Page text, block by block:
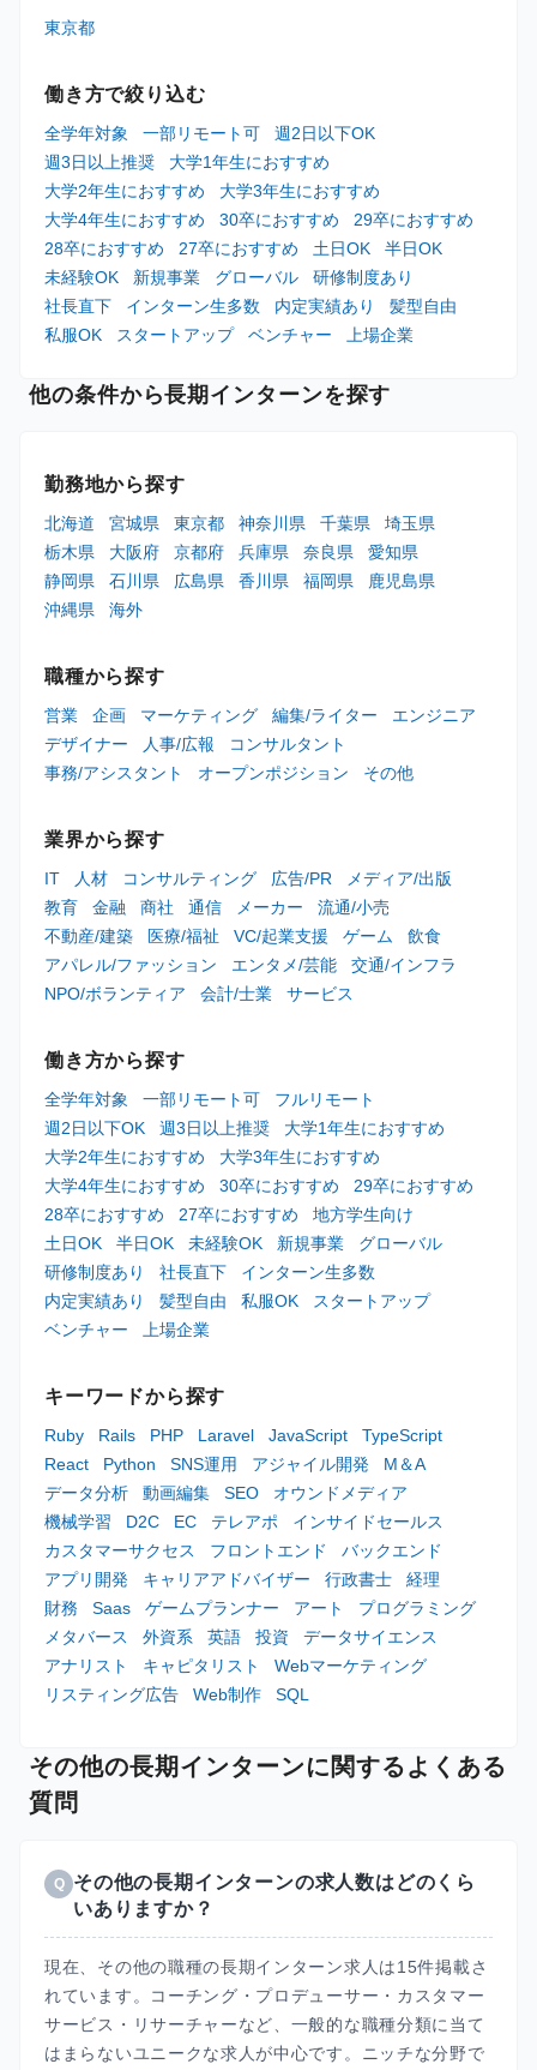
東京都
働き方で絞り込む
全学年対象 一部リモート可
週2日以下OK
週3日以上推奨
大学1年生におすすめ
大学2年生におすすめ
大学3年生におすすめ
大学4年生におすすめ
30卒におすすめ
29卒におすすめ
28卒におすすめ
27卒におすすめ 土日OK
半日OK
未経験OK
新規事業 グローバル
研修制度あり
社長直下
インターン生多数 内定実績あり
髪型自由
私服OK
スタートアップ ベンチャー 上場企業
他の条件から長期インターンを探す
勤務地から探す
北海道 宮城県 東京都 神奈川県 千葉県
埼玉県
栃木県
大阪府 京都府 兵庫県 奈良県
愛知県
静岡県
石川県 広島県 香川県 福岡県
鹿児島県
沖縄県
海外
職種から探す
営業 企画 マーケティング 編集/ライター
エンジニア
デザイナー
人事/広報
コンサルタント
事務/アシスタント
オープンポジション その他
業界から探す
IT 人材 コンサルティング 広告/PR
メディア/出版
教育
金融 商社 通信 メーカー
流通/小売
不動産/建築
医療/福祉 VC/起業支援 ゲーム
飲食
アパレル/ファッション
エンタメ/芸能
交通/インフラ
NPO/ボランティア
会計/士業 サービス
働き方から探す
全学年対象 一部リモート可
フルリモート
週2日以下OK
週3日以上推奨
大学1年生におすすめ
大学2年生におすすめ
大学3年生におすすめ
大学4年生におすすめ
30卒におすすめ
29卒におすすめ
28卒におすすめ
27卒におすすめ
地方学生向け
土日OK
半日OK 未経験OK 新規事業
グローバル
研修制度あり
社長直下
インターン生多数
内定実績あり
髪型自由 私服OK
スタートアップ
ベンチャー
上場企業
キーワードから探す
Ruby Rails PHP Laravel JavaScript
TypeScript
React
Python SNS運用 アジャイル開発
M＆A
データ分析
動画編集 SEO
オウンドメディア
機械学習
D2C EC テレアポ
インサイドセールス
カスタマーサクセス
フロントエンド
バックエンド
アプリ開発
キャリアアドバイザー 行政書士
経理
財務
Saas ゲームプランナー アート
プログラミング
メタバース
外資系 英語 投資
データサイエンス
アナリスト
キャピタリスト
Webマーケティング
リスティング広告
Web制作 SQL
その他の長期インターンに関するよくある
質問
Q
その他の長期インターンの求人数はどのくら
いありますか？
現在、その他の職種の長期インターン求人は15件掲載さ
れています。コーチング・プロデューサー・カスタマー
サービス・リサーチャーなど、一般的な職種分類に当て
はまらないユニークな求人が中心です。ニッチな分野で